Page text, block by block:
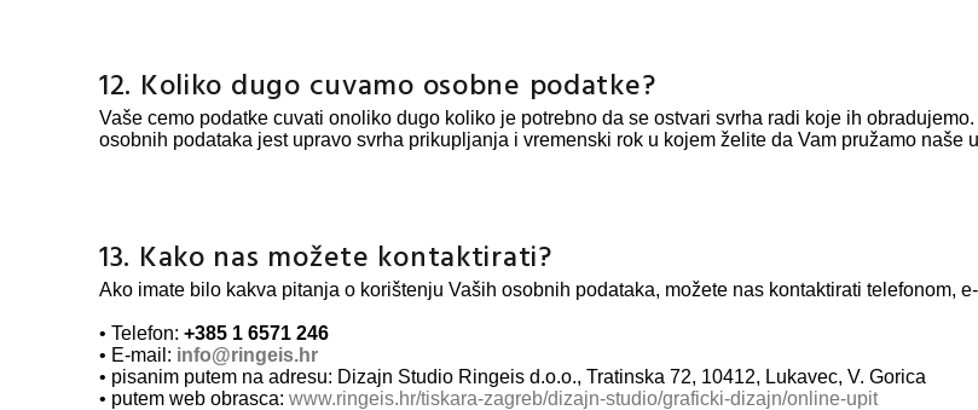
12. Koliko dugo cuvamo osobne podatke?
Vaše cemo podatke cuvati onoliko dugo koliko je potrebno da se ostvari svrha radi koje ih
osobnih podataka jest upravo svrha prikupljanja i vremenski rok u kojem želite da Vam pružamo naše
13. Kako nas možete kontaktirati?
Ako imate bilo kakva pitanja o korištenju Vaših osobnih podataka, možete nas kontaktirati telefonom,
• Telefon: +385 1 6571 246
• E-mail: info@ringeis.hr
• pisanim putem na adresu: Dizajn Studio Ringeis d.o.o., Tratinska 72, 10412, Lukavec, V. Gorica
• putem web obrasca: www.ringeis.hr/tiskara-zagreb/dizajn-studio/graficki-dizajn/online-upit